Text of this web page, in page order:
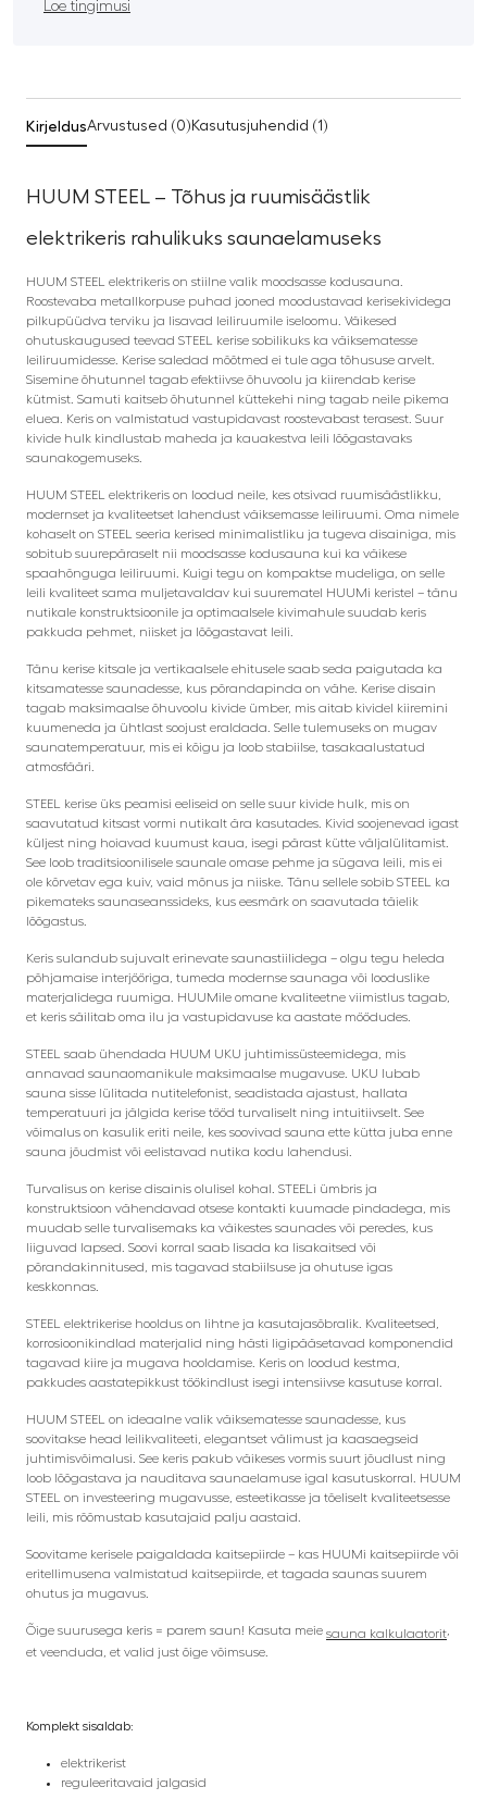
Loe tingimusi
KirjeldusArvustused (0) Kasutusjuhendid (1)
HUUM STEEL – Tõhus ja ruumisäästlik
elektrikeris rahulikuks saunaelamuseks
HUUM STEEL elektrikeris on stiilne valik moodsasse kodusauna.
Roostevaba metallkorpuse puhad jooned moodustavad kerisekividega
pilkupüüdva terviku ja lisavad leiliruumile iseloomu. Väikesed
ohutuskaugused teevad STEEL kerise sobilikuks ka väiksematesse
leiliruumidesse. Kerise saledad mõõtmed ei tule aga tõhususe arvelt.
Sisemine õhutunnel tagab efektiivse õhuvoolu ja kiirendab kerise
kütmist. Samuti kaitseb õhutunnel küttekehi ning tagab neile pikema
eluea. Keris on valmistatud vastupidavast roostevabast terasest. Suur
kivide hulk kindlustab maheda ja kauakestva leili lõõgastavaks
saunakogemuseks.
HUUM STEEL elektrikeris on loodud neile, kes otsivad ruumisäästlikku,
modernset ja kvaliteetset lahendust väiksemasse leiliruumi. Oma nimele
kohaselt on STEEL seeria kerised minimalistliku ja tugeva disainiga, mis
sobitub suurepäraselt nii moodsasse kodusauna kui ka väikese
spaahõnguga leiliruumi. Kuigi tegu on kompaktse mudeliga, on selle
leili kvaliteet sama muljetavaldav kui suurematel HUUMi keristel – tänu
nutikale konstruktsioonile ja optimaalsele kivimahule suudab keris
pakkuda pehmet, niisket ja lõõgastavat leili.
Tänu kerise kitsale ja vertikaalsele ehitusele saab seda paigutada ka
kitsamatesse saunadesse, kus põrandapinda on vähe. Kerise disain
tagab maksimaalse õhuvoolu kivide ümber, mis aitab kividel kiiremini
kuumeneda ja ühtlast soojust eraldada. Selle tulemuseks on mugav
saunatemperatuur, mis ei kõigu ja loob stabiilse, tasakaalustatud
atmosfääri.
STEEL kerise üks peamisi eeliseid on selle suur kivide hulk, mis on
saavutatud kitsast vormi nutikalt ära kasutades. Kivid soojenevad igast
küljest ning hoiavad kuumust kaua, isegi pärast kütte väljalülitamist.
See loob traditsioonilisele saunale omase pehme ja sügava leili, mis ei
ole kõrvetav ega kuiv, vaid mõnus ja niiske. Tänu sellele sobib STEEL ka
pikemateks saunaseanssideks, kus eesmärk on saavutada täielik
lõõgastus.
Keris sulandub sujuvalt erinevate saunastiilidega – olgu tegu heleda
põhjamaise interjööriga, tumeda modernse saunaga või looduslike
materjalidega ruumiga. HUUMile omane kvaliteetne viimistlus tagab,
et keris säilitab oma ilu ja vastupidavuse ka aastate möödudes.
STEEL saab ühendada HUUM UKU juhtimissüsteemidega, mis
annavad saunaomanikule maksimaalse mugavuse. UKU lubab
sauna sisse lülitada nutitelefonist, seadistada ajastust, hallata
temperatuuri ja jälgida kerise tööd turvaliselt ning intuitiivselt. See
võimalus on kasulik eriti neile, kes soovivad sauna ette kütta juba enne
sauna jõudmist või eelistavad nutika kodu lahendusi.
Turvalisus on kerise disainis olulisel kohal. STEELi ümbris ja
konstruktsioon vähendavad otsese kontakti kuumade pindadega, mis
muudab selle turvalisemaks ka väikestes saunades või peredes, kus
liiguvad lapsed. Soovi korral saab lisada ka lisakaitsed või
põrandakinnitused, mis tagavad stabiilsuse ja ohutuse igas
keskkonnas.
STEEL elektrikerise hooldus on lihtne ja kasutajasõbralik. Kvaliteetsed,
korrosioonikindlad materjalid ning hästi ligipääsetavad komponendid
tagavad kiire ja mugava hooldamise. Keris on loodud kestma,
pakkudes aastatepikkust töökindlust isegi intensiivse kasutuse korral.
HUUM STEEL on ideaalne valik väiksematesse saunadesse, kus
soovitakse head leilikvaliteeti, elegantset välimust ja kaasaegseid
juhtimisvõimalusi. See keris pakub väikeses vormis suurt jõudlust ning
loob lõõgastava ja nauditava saunaelamuse igal kasutuskorral. HUUM
STEEL on investeering mugavusse, esteetikasse ja tõeliselt kvaliteetsesse
leili, mis rõõmustab kasutajaid palju aastaid.
Soovitame kerisele paigaldada kaitsepiirde – kas HUUMi kaitsepiirde või
eritellimusena valmistatud kaitsepiirde, et tagada saunas suurem
ohutus ja mugavus.
Õige suurusega keris = parem saun! Kasuta meie sauna kalkulaatorit
et veenduda, et valid just õige võimsuse.
Komplekt sisaldab:
elektrikerist
reguleeritavaid jalgasid